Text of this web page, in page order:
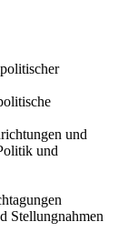
und
und
Stellungnahmen